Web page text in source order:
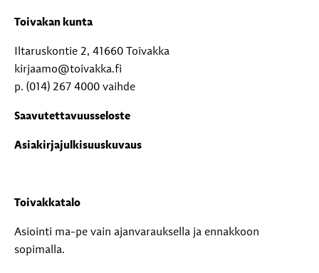
Toivakan kunta
Iltaruskontie 2, 41660 Toivakka
kirjaamo@toivakka.fi
p. (014) 267 4000 vaihde
Saavutettavuusseloste
Asiakirjajulkisuuskuvaus
Toivakkatalo
Asiointi ma-pe vain ajanvarauksella ja ennakkoon
sopimalla.